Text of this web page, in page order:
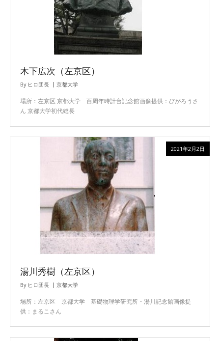
木下広次（左京区）
By ヒロ団長 京都大学
場所：左京区 京都大学 百周年時計台記念館画像提供：びがろうさ
ん 京都大学初代総長
湯川秀樹（左京区）
By ヒロ団長 京都大学
場所：左京区 京都大学 基礎物理学研究所・湯川記念館画像提
供：まるこさん
2021年2月2日